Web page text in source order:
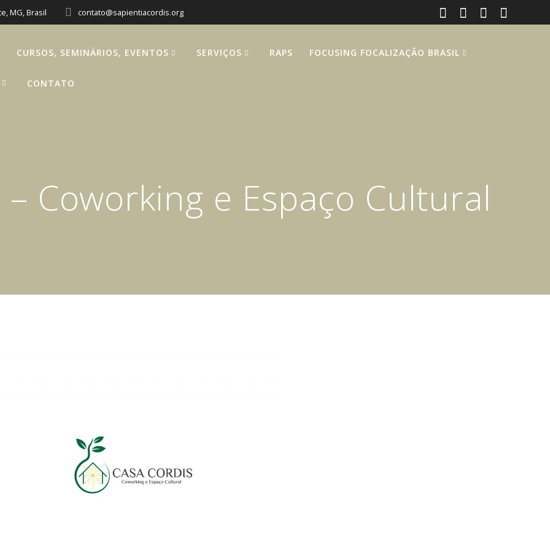
MG, Brasil contato@sapientiacordis.org
CURSOS, SEMINÁRIOS, EVENTOS SERVIÇOS RAPS FOCUSING FOCALIZAÇÃO BRASIL
CONTATO
– Coworking e Espaço Cultural